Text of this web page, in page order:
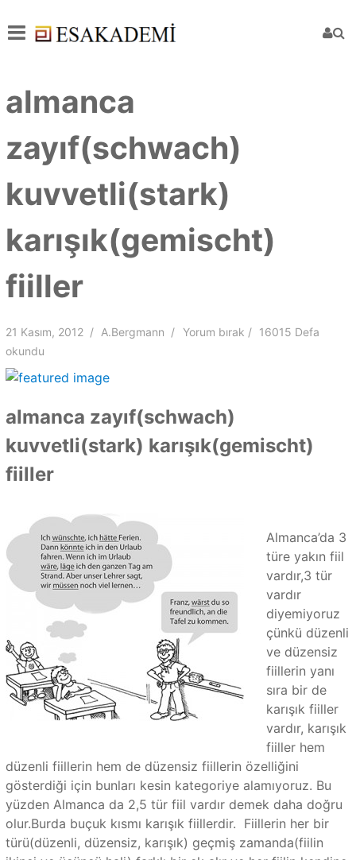
almanca
zayıf(schwach)
kuvvetli(stark)
karışık(gemischt)
fiiller
21 Kasım, 2012 A.Bergmann Yorum bırak
16015 Defa
okundu
almanca zayıf(schwach)
kuvvetli(stark) karışık(gemischt)
fiiller
Almanca’da 3
türe yakın fiil
vardır,3 tür
vardır
diyemiyoruz
çünkü düzenli
ve düzensiz
fiillerin yanı
sıra bir de
karışık fiiller
vardır, karışık
fiiller hem
düzenli fiillerin hem de düzensiz fiillerin özelliğini
gösterdiği için bunları kesin kategoriye alamıyoruz. Bu
yüzden Almanca da 2,5 tür fiil vardır demek daha doğru
olur.Burda buçuk kısmı karışık fiillerdir. Fiillerin her bir
türü(düzenli, düzensiz, karışık) geçmiş zamanda(fiilin